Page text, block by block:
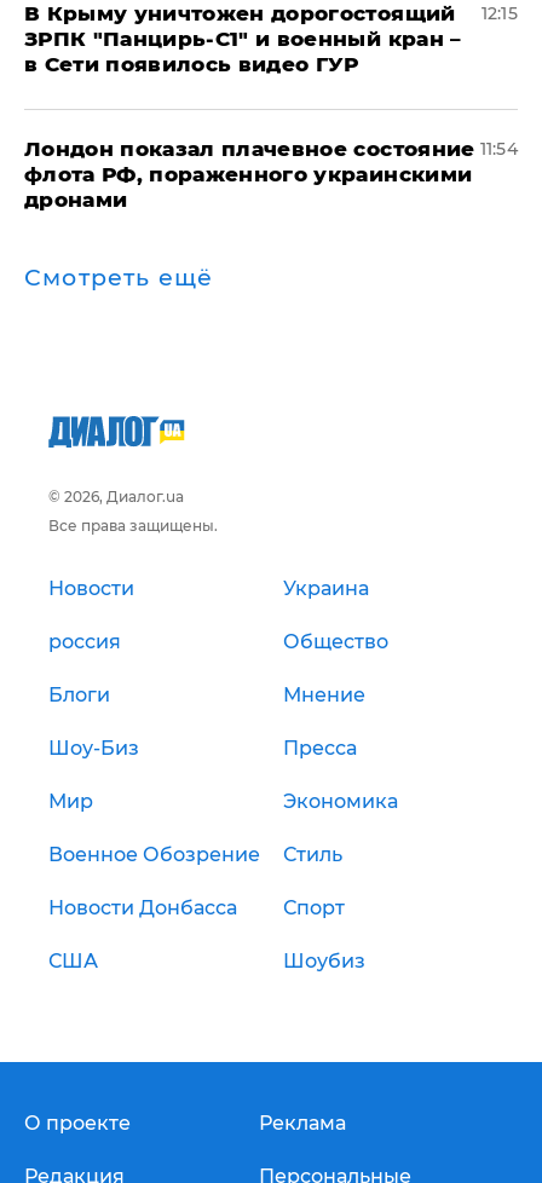
В Крыму уничтожен дорогостоящий
ЗРПК "Панцирь-С1" и военный кран –
в Сети появилось видео ГУР
12:15
Лондон показал плачевное состояние
флота РФ, пораженного украинскими
дронами
11:54
Смотреть ещё
© 2026, Диалог.ua
Все права защищены.
Новости Украина
россия Общество
Блоги Мнение
Шоу-Биз Пресса
Мир Экономика
Военное Обозрение Стиль
Новости Донбасса Спорт
США Шоубиз
О проекте
Редакция
Реклама
Персональные